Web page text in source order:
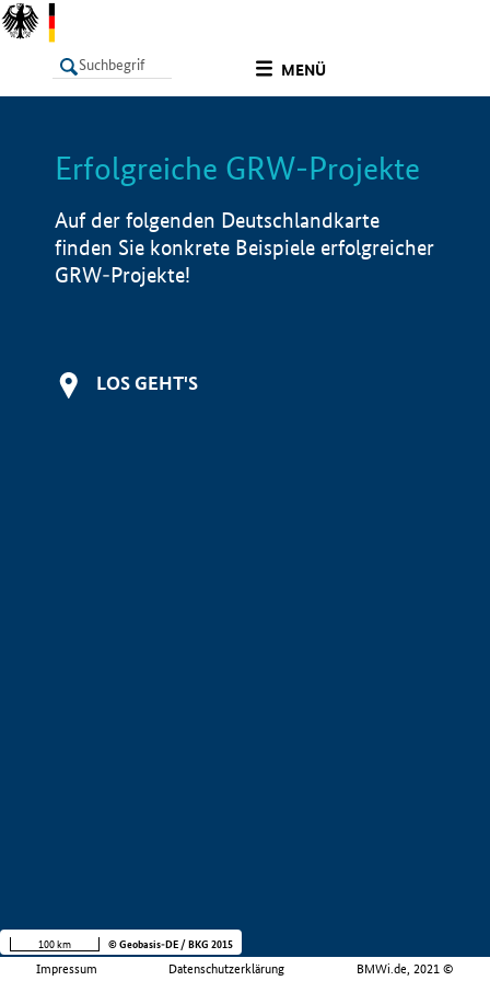
MENÜ
LISTE Info
Erfolgreiche GRW-Projekte
Auf der folgenden Deutschlandkarte
finden Sie konkrete Beispiele erfolgreicher
GRW-Projekte!
LOS GEHT'S
Impressum Datenschutzerklärung BMWi.de, 2021 ©
100 km © Geobasis-DE / BKG 2015